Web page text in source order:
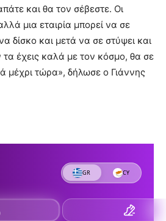
και θα τον σέβεστε. Οι
μια εταιρία μπορεί να σε
δίσκο και μετά να σε στύψει και
έχεις καλά με τον κόσμο, θα σε
μέχρι τώρα», δήλωσε ο Γιάννης